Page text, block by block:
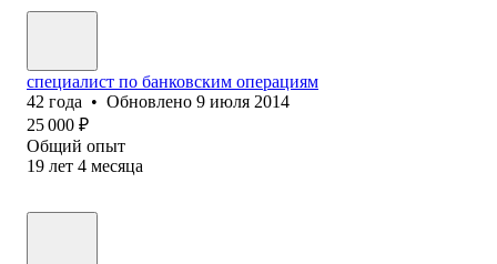
специалист по банковским операциям
42 года • Обновлено 9 июля 2014
25 000 ₽
Общий опыт
19 лет 4 месяца